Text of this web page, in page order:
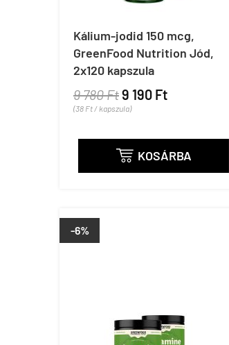
Kálium-jodid 150 mcg,
GreenFood Nutrition Jód,
2x120 kapszula
9 780 Ft9 190 Ft
(38 Ft / kapszula)
 KOSÁRBA
-6%